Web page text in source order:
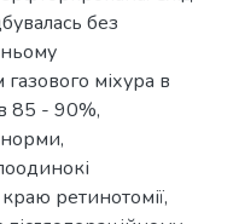
без
газового міхура в
85 - 90%,
ретинотомії,